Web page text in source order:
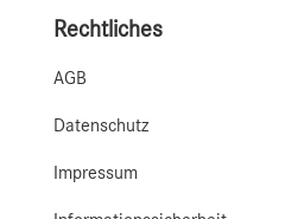
Rechtliches
AGB
Datenschutz
Impressum